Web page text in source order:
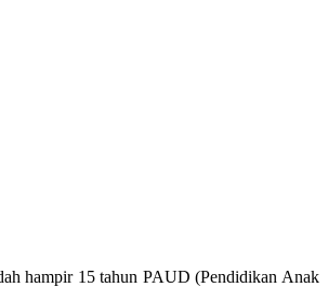
hampir 15 tahun PAUD (Pendidikan Anak